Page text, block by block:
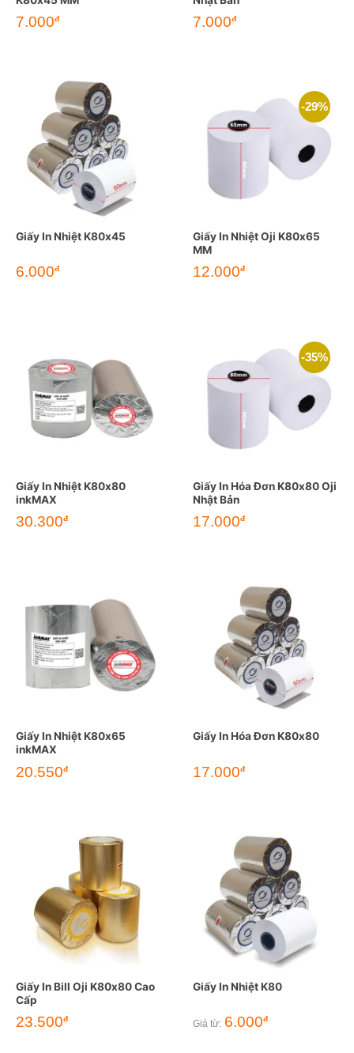
7.000đ
Giá
gốc
7.000đGiá
Giấy In Nhiệt K80x45
6.000đ
-29%
Giấy In Nhiệt Oji K80x65
MM
Giá
gốc
12.000đGiá
Giấy In Nhiệt K80x80
inkMAX
30.300đ
-35%
Giấy In Hóa Đơn K80x80 Oji
Nhật Bản
Giá
gốc
17.000đGiá
Giấy In Nhiệt K80x65
inkMAX
20.550đ
Giấy In Hóa Đơn K80x80
17.000đ
Giấy In Bill Oji K80x80 Cao
Cấp
23.500đ
Giấy In Nhiệt K80
Giá từ: 6.000đ